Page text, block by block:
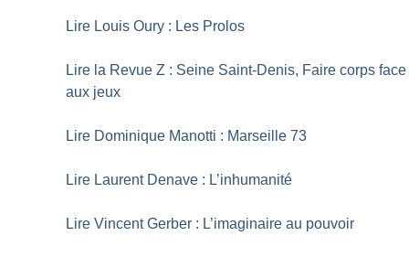
Lire Louis Oury : Les Prolos
Lire la Revue Z : Seine Saint-Denis, Faire corps face
aux jeux
Lire Dominique Manotti : Marseille 73
Lire Laurent Denave : L’inhumanité
Lire Vincent Gerber : L’imaginaire au pouvoir